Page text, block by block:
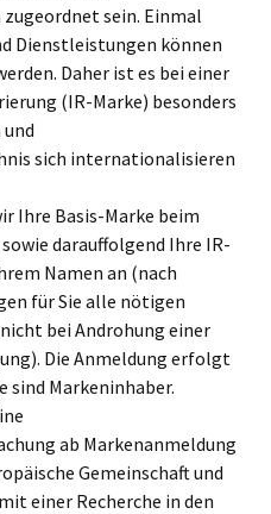
sein. Einmal
Dienstleistungen können
Daher ist es bei einer
(IR-Marke) besonders
sich internationalisieren
Ihre Basis-Marke beim
darauffolgend Ihre IR-
Namen an (nach
für Sie alle nötigen
bei Androhung einer
Die Anmeldung erfolgt
sind Markeninhaber.
ab Markenanmeldung
Gemeinschaft und
einer Recherche in den